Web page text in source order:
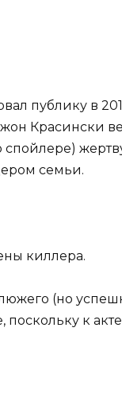
публику в
Красински
семьи.
киллера.
(но
поскольку к